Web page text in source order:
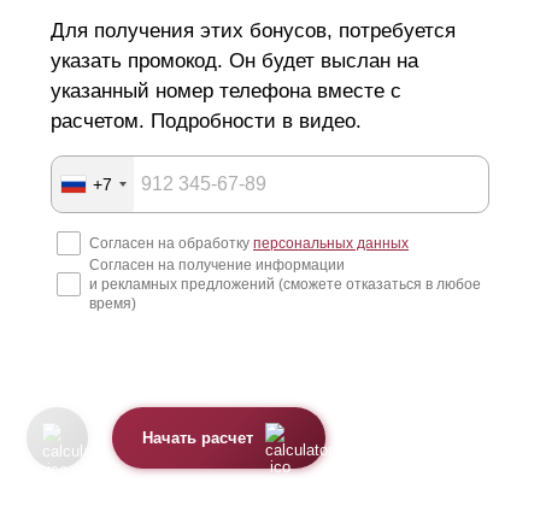
Для получения этих бонусов, потребуется
указать промокод. Он будет выслан на
указанный номер телефона вместе с
расчетом. Подробности в видео.
+7
Согласен на обработку персональных данных
Согласен на получение информации
и рекламных предложений (сможете отказаться в любое
время)
Начать расчет